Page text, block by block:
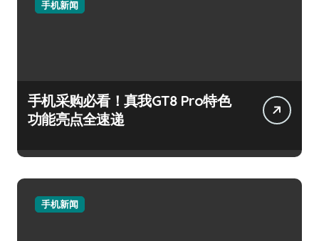
手机新闻
手机采购必看！真我GT8 Pro特色
功能亮点全速递
手机新闻